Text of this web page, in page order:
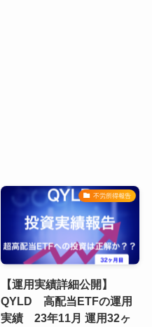
不労所得報告
【運用実績詳細公開】
QYLD 高配当ETFの運用
実績 23年11月 運用32ヶ